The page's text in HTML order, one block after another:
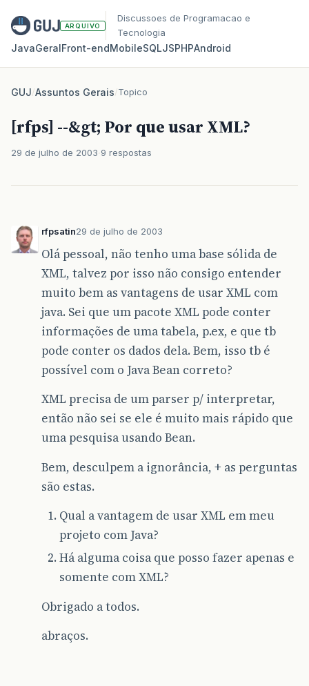
ARQUIVO
Discussoes de Programacao e
Tecnologia
JavaGeralFront‑endMobileSQLJSPHPAndroid
GUJ/Assuntos Gerais/Topico
[rfps] --&gt; Por que usar XML?
29 de julho de 2003 9 respostas
rfpsatin29 de julho de 2003
Olá pessoal, não tenho uma base sólida de
XML, talvez por isso não consigo entender
muito bem as vantagens de usar XML com
java. Sei que um pacote XML pode conter
informações de uma tabela, p.ex, e que tb
pode conter os dados dela. Bem, isso tb é
possível com o Java Bean correto?
XML precisa de um parser p/ interpretar,
então não sei se ele é muito mais rápido que
uma pesquisa usando Bean.
Bem, desculpem a ignorância, + as perguntas
são estas.
Qual a vantagem de usar XML em meu
projeto com Java?
Há alguma coisa que posso fazer apenas e
somente com XML?
Obrigado a todos.
abraços.